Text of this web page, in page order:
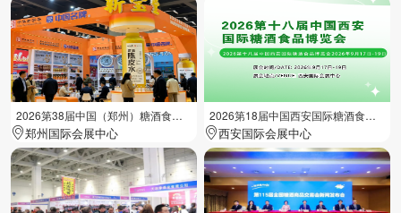
2026第38届中国（郑州）糖酒食品交易会
郑州国际会展中心
2026第18届中国西安国际糖酒食品展览会
西安国际会展中心